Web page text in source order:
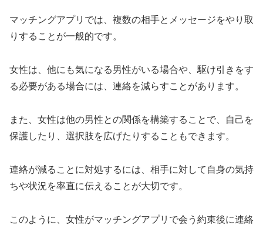
マッチングアプリでは、複数の相手とメッセージをやり取
りすることが一般的です。
女性は、他にも気になる男性がいる場合や、駆け引きをす
る必要がある場合には、連絡を減らすことがあります。
また、女性は他の男性との関係を構築することで、自己を
保護したり、選択肢を広げたりすることもできます。
連絡が減ることに対処するには、相手に対して自身の気持
ちや状況を率直に伝えることが大切です。
このように、女性がマッチングアプリで会う約束後に連絡